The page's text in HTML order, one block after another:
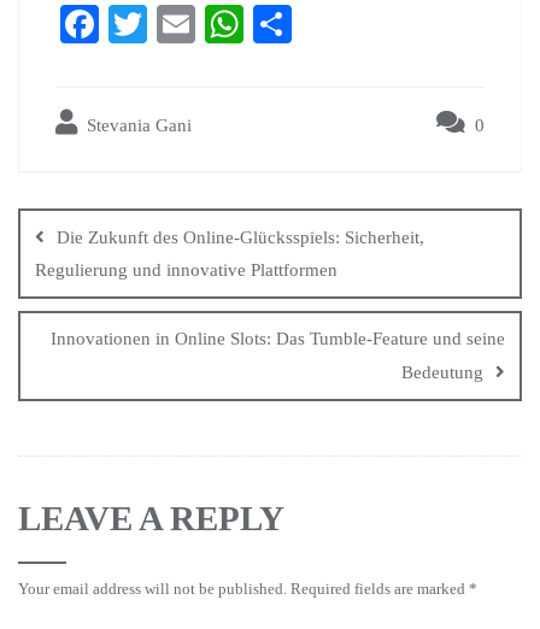
Fa
ok
T
r
E
W
Stevania Gani 0
Die Zukunft des Online-Glücksspiels: Sicherheit,
Regulierung und innovative Plattformen
Innovationen in Online Slots: Das Tumble-Feature und seine
Bedeutung
LEAVE A REPLY
Your email address will not be published. Required fields are marked *